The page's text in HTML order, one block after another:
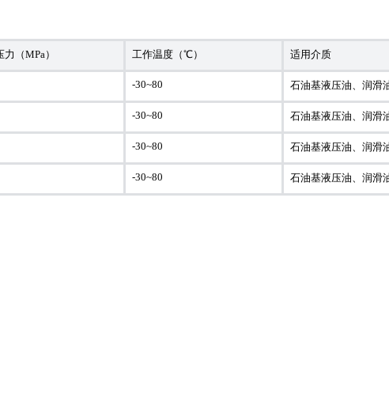
（MPa） 工作温度（℃） 适用介质
-30~80 石油基液压油、润滑
-30~80 石油基液压油、润滑
-30~80 石油基液压油、润滑
-30~80 石油基液压油、润滑